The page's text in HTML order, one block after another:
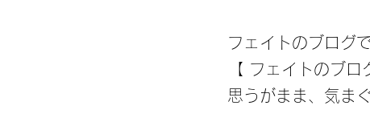
フェイトのブログ
【 フェイトのブロ
思うがまま、気ま